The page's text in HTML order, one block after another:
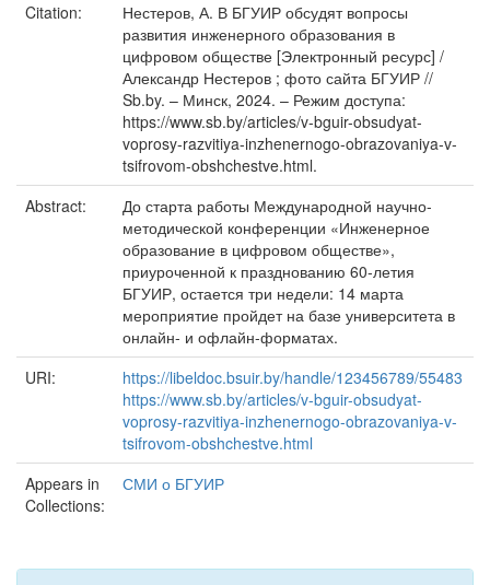
Citation:
Нестеров, А. В БГУИР обсудят вопросы
развития инженерного образования в
цифровом обществе [Электронный ресурс] /
Александр Нестеров ; фото сайта БГУИР //
Sb.by. – Минск, 2024. – Режим доступа:
https://www.sb.by/articles/v-bguir-obsudyat-
voprosy-razvitiya-inzhenernogo-obrazovaniya-v-
tsifrovom-obshchestve.html.
Abstract:
До старта работы Международной научно-
методической конференции «Инженерное
образование в цифровом обществе»,
приуроченной к празднованию 60-летия
БГУИР, остается три недели: 14 марта
мероприятие пройдет на базе университета в
онлайн- и офлайн-форматах.
URI:
https://libeldoc.bsuir.by/handle/123456789/55483
https://www.sb.by/articles/v-bguir-obsudyat-
voprosy-razvitiya-inzhenernogo-obrazovaniya-v-
tsifrovom-obshchestve.html
Appears in
Collections:
СМИ о БГУИР